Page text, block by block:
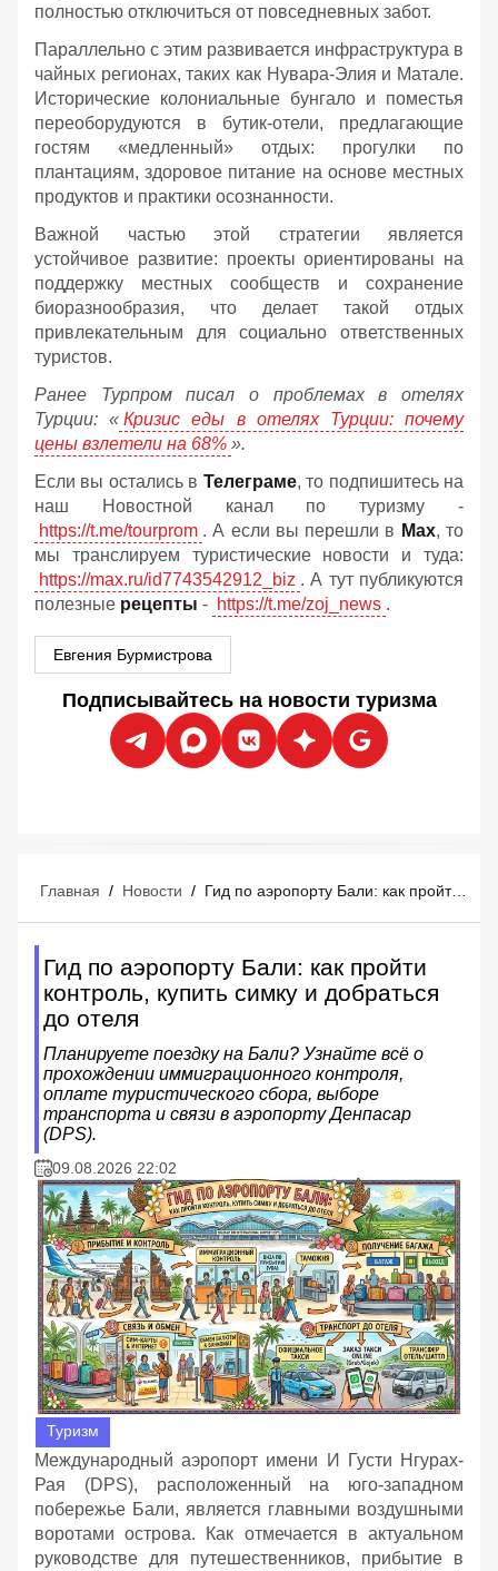
полностью отключиться от повседневных забот.
Параллельно с этим развивается инфраструктура в
чайных регионах, таких как Нувара-Элия и Матале.
Исторические колониальные бунгало и поместья
переоборудуются в бутик-отели, предлагающие
гостям «медленный» отдых: прогулки по
плантациям, здоровое питание на основе местных
продуктов и практики осознанности.
Важной частью этой стратегии является
устойчивое развитие: проекты ориентированы на
поддержку местных сообществ и сохранение
биоразнообразия, что делает такой отдых
привлекательным для социально ответственных
туристов.
Ранее Турпром писал о проблемах в отелях
Турции: « Кризис еды в отелях Турции: почему
цены взлетели на 68% ».
Если вы остались в Телеграме, то подпишитесь на
наш Новостной канал по туризму -
https://t.me/tourprom . А если вы перешли в Мах, то
мы транслируем туристические новости и туда:
https://max.ru/id7743542912_biz . А тут публикуются
полезные рецепты - https://t.me/zoj_news .
Евгения Бурмистрова
Подписывайтесь на новости туризма
Главная / Новости / Гид по аэропорту Бали: как пройти контроль, купить симку и добраться до отеля
Гид по аэропорту Бали: как пройти
контроль, купить симку и добраться
до отеля
Планируете поездку на Бали? Узнайте всё о
прохождении иммиграционного контроля,
оплате туристического сбора, выборе
транспорта и связи в аэропорту Денпасар
(DPS).
09.08.2026 22:02
Туризм
Международный аэропорт имени И Густи Нгурах-
Рая (DPS), расположенный на юго-западном
побережье Бали, является главными воздушными
воротами острова. Как отмечается в актуальном
руководстве для путешественников, прибытие в